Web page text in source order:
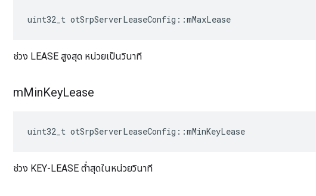
uint32_t otSrpServerLeaseConfig ::mMaxLease
ช่วง LEASE สูงสุด หน่วยเป็นวินาที
mMinKeyLease
uint32_t otSrpServerLeaseConfig ::mMinKeyLease
ช่วง KEY-LEASE ต่ำสุดในหน่วยวินาที